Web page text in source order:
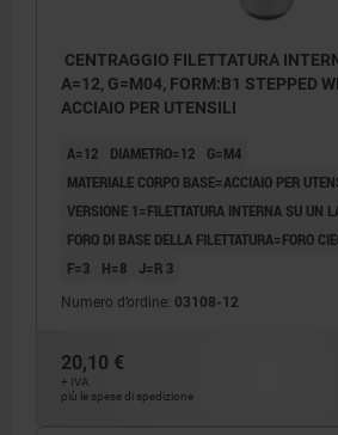
CENTRAGGIO FILETTATURA
A=12, G=M04, FORM:B1 STEPPED
ACCIAIO PER UTENSILI
A=12 DIAMETRO=12
G=M4
MATERIALE CORPO BASE=ACCIAIO PER
VERSIONE 1=FILETTATURA INTERNA SU UN
FORO DI BASE DELLA FILETTATURA=FORO
F=3
H=8 J=R 3
Numero d’ordine: 03108-12
20,10 €
+ IVA
più le spese di spedizione